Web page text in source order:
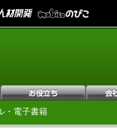
・電子書籍